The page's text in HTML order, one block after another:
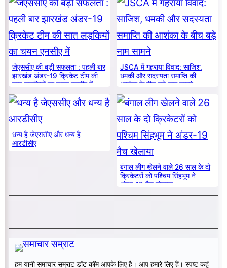
जेएससीए की बड़ी सफलता : पहली बार
झारखंड अंडर-19 क्रिकेट टीम की
सात लड़कियों का चयन एनसीए में
JSCA में गहराया विवाद: साजिश,
धमकी और सदस्यता समाप्ति की
आशंका के बीच बड़े नाम सामने
धन्य है जेएससीए और धन्य है
आरडीसीए
बंगाल लीग खेलने वाले 26 साल के दो
क्रिकेटरों को पश्चिम सिंहभूम ने
अंडर-19 मैच खेलाया
हम यानी समाचार सम्राट डॉट कॉम आपके लिए है। आप हमारे लिए हैं। स्पष्ट कहूं